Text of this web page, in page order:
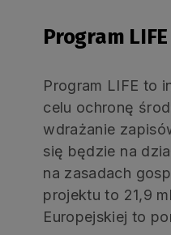
Program
Program LIFE to
celu ochronę
wdrażanie
się będzie na
na zasadach
projektu to 21,9
Europejskiej to